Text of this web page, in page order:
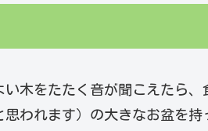
い木をたたく音が聞こえたら
思われます）の大きなお盆を